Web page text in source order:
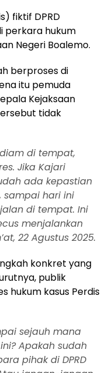
fiktif DPRD
perkara hukum
Negeri Boalemo.
berproses di
itu pemuda
Kejaksaan
tidak
di tempat,
Jika Kajari
ada kepastian
sampai hari ini
jalan di tempat. Ini
menjalankan
22 Agustus 2025.
konkret yang
publik
hukum kasus Perdis
sejauh mana
Apakah sudah
pihak di DPRD